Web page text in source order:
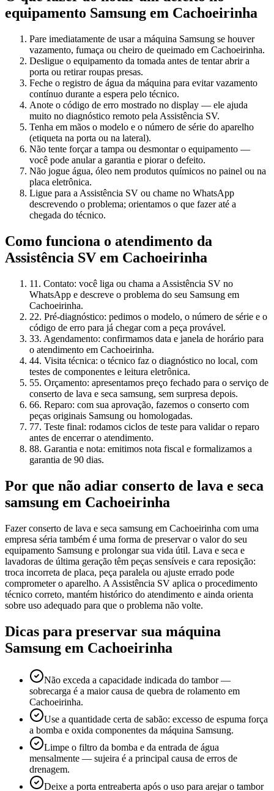
equipamento Samsung em Cachoeirinha
Pare imediatamente de usar a máquina Samsung se houver
vazamento, fumaça ou cheiro de queimado em Cachoeirinha.
Desligue o equipamento da tomada antes de tentar abrir a
porta ou retirar roupas presas.
Feche o registro de água da máquina para evitar vazamento
contínuo durante a espera pelo técnico.
Anote o código de erro mostrado no display — ele ajuda
muito no diagnóstico remoto pela Assistência SV.
Tenha em mãos o modelo e o número de série do aparelho
(etiqueta na porta ou na lateral).
Não tente forçar a tampa ou desmontar o equipamento —
você pode anular a garantia e piorar o defeito.
Não jogue água, óleo nem produtos químicos no painel ou na
placa eletrônica.
Ligue para a Assistência SV ou chame no WhatsApp
descrevendo o problema; orientamos o que fazer até a
chegada do técnico.
Como funciona o atendimento da
Assistência SV em Cachoeirinha
11. Contato: você liga ou chama a Assistência SV no
WhatsApp e descreve o problema do seu Samsung em
Cachoeirinha.
22. Pré-diagnóstico: pedimos o modelo, o número de série e o
código de erro para já chegar com a peça provável.
33. Agendamento: confirmamos data e janela de horário para
o atendimento em Cachoeirinha.
44. Visita técnica: o técnico faz o diagnóstico no local, com
testes de componentes e leitura eletrônica.
55. Orçamento: apresentamos preço fechado para o serviço de
conserto de lava e seca samsung, sem surpresa depois.
66. Reparo: com sua aprovação, fazemos o conserto com
peças originais Samsung ou homologadas.
77. Teste final: rodamos ciclos de teste para validar o reparo
antes de encerrar o atendimento.
88. Garantia e nota: emitimos nota fiscal e formalizamos a
garantia de 90 dias.
Por que não adiar conserto de lava e seca
samsung em Cachoeirinha
Fazer conserto de lava e seca samsung em Cachoeirinha com uma
empresa séria também é uma forma de preservar o valor do seu
equipamento Samsung e prolongar sua vida útil. Lava e seca e
lavadoras de última geração têm peças sensíveis e cara reposição:
troca incorreta de placa, peça paralela ou ajuste errado pode
comprometer o aparelho. A Assistência SV aplica o procedimento
técnico correto, mantém histórico do atendimento e ainda orienta
sobre uso adequado para que o problema não volte.
Dicas para preservar sua máquina
Samsung em Cachoeirinha
Não exceda a capacidade indicada do tambor —
sobrecarga é a maior causa de quebra de rolamento em
Cachoeirinha.
Use a quantidade certa de sabão: excesso de espuma força
a bomba e oxida componentes da máquina Samsung.
Limpe o filtro da bomba e da entrada de água
mensalmente — sujeira é a principal causa de erros de
drenagem.
Deixe a porta entreaberta após o uso para arejar o tambor